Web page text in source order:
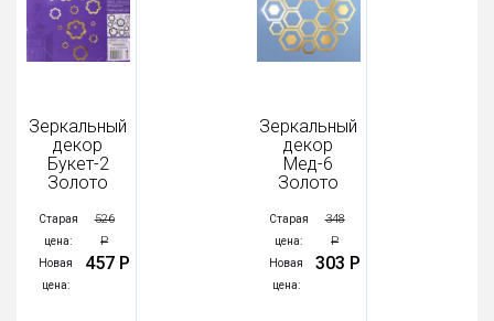
Зеркальный
декор
Букет-2
Золото
Старая
цена:
526
Р
Новая
цена:
457 Р
Зеркальный
декор
Мед-6
Золото
Старая
цена:
348
Р
Новая
цена:
303 Р